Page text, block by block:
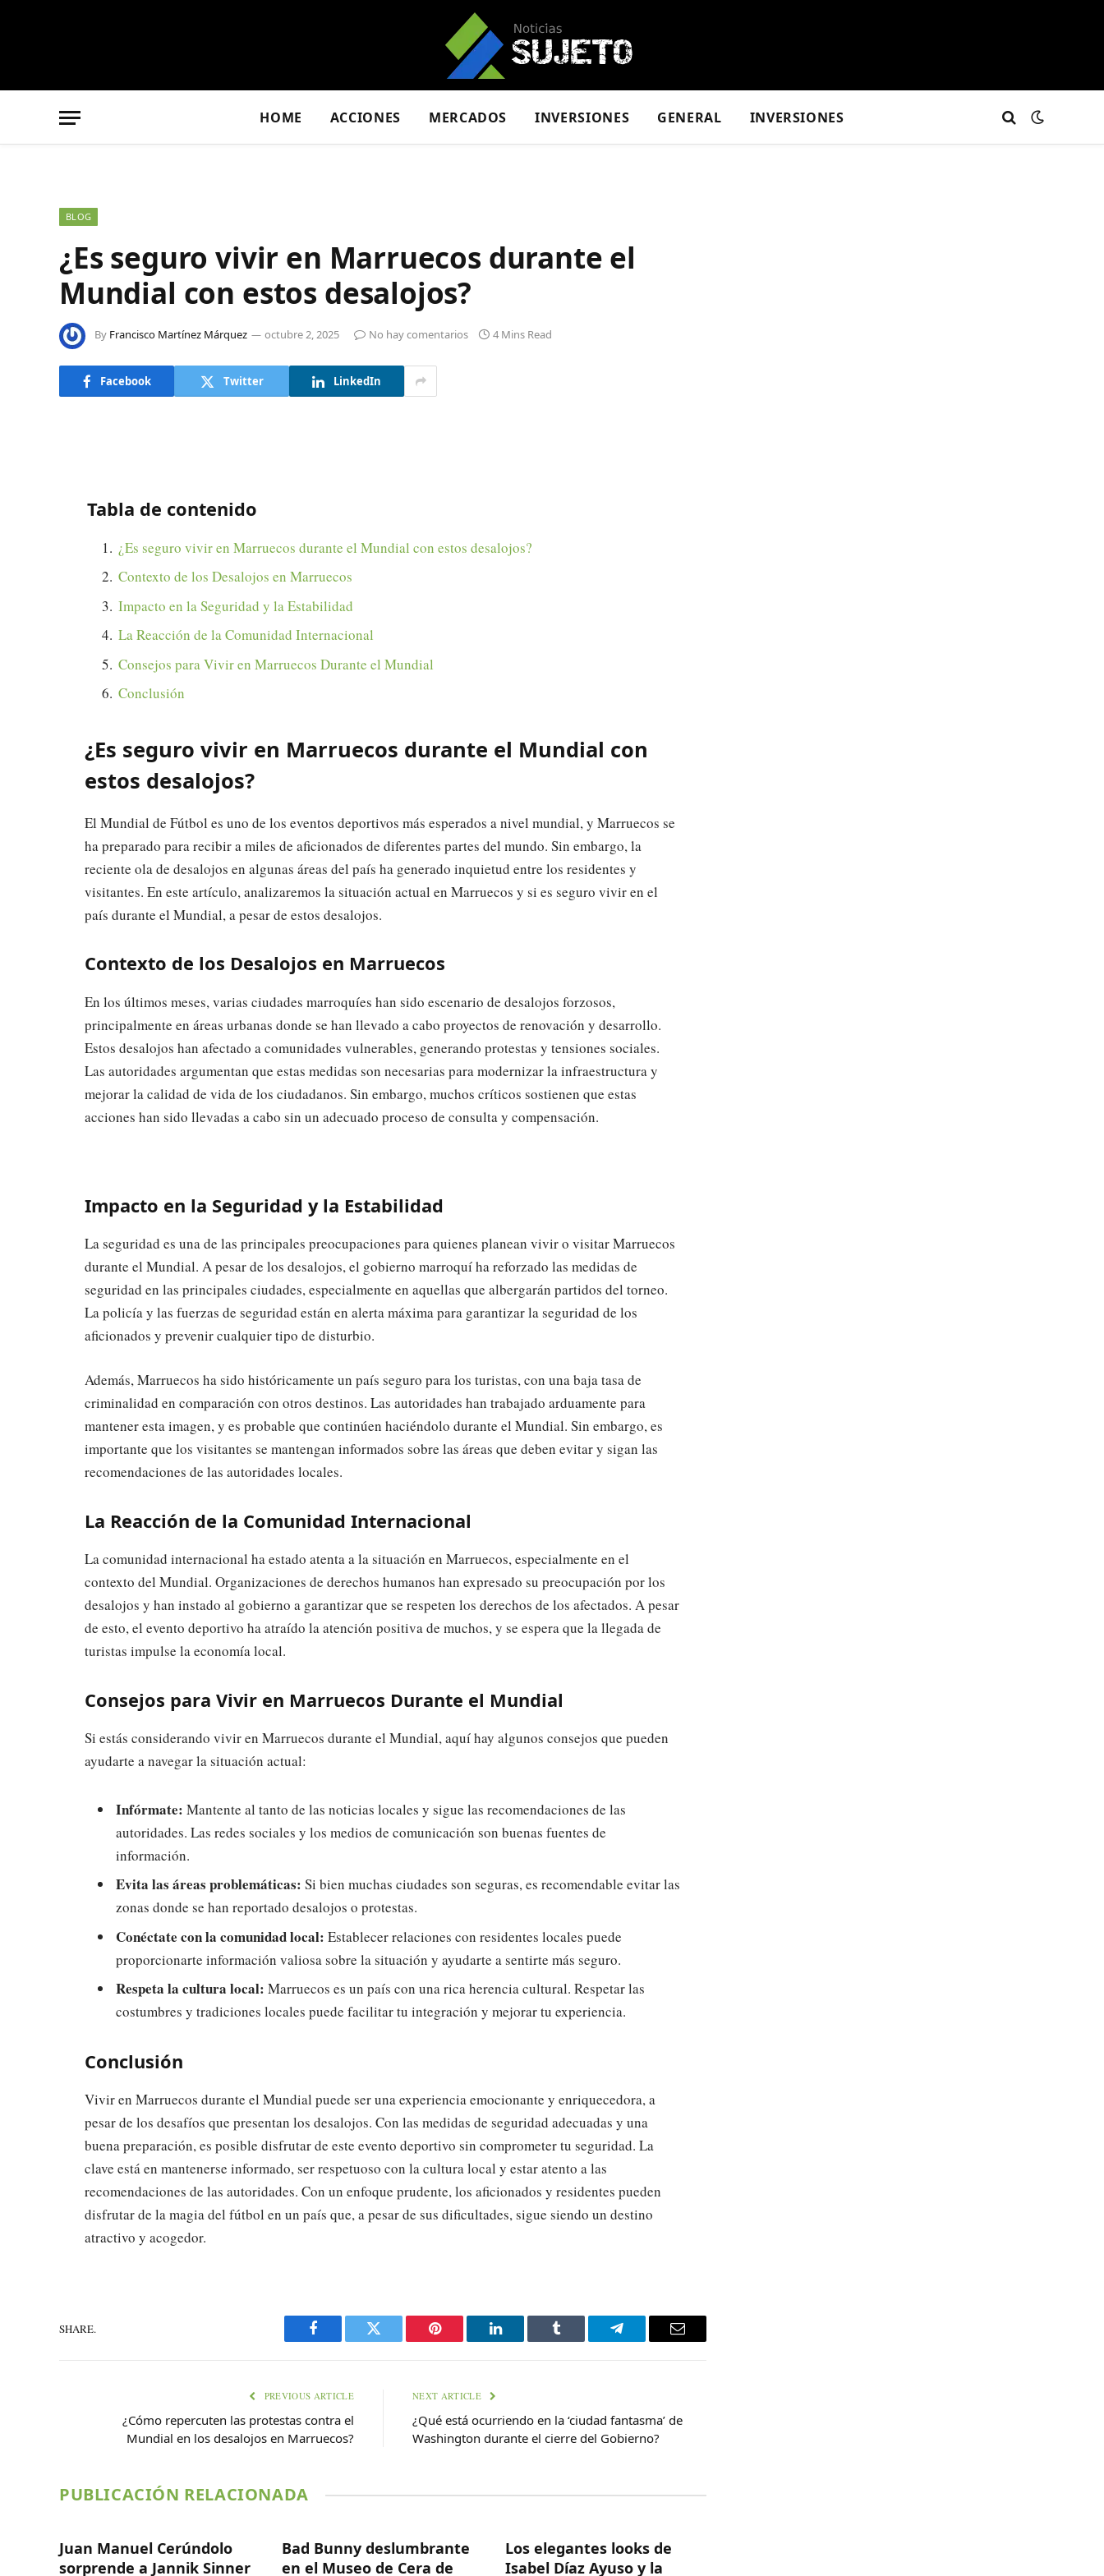
HOME ACCIONES MERCADOS INVERSIONES GENERAL INVERSIONES
BLOG
¿Es seguro vivir en Marruecos durante el
Mundial con estos desalojos?
By Francisco Martínez Márquez octubre 2, 2025 No hay comentarios 4 Mins Read
Facebook Twitter LinkedIn
Tabla de contenido
¿Es seguro vivir en Marruecos durante el Mundial con estos desalojos?
Contexto de los Desalojos en Marruecos
Impacto en la Seguridad y la Estabilidad
La Reacción de la Comunidad Internacional
Consejos para Vivir en Marruecos Durante el Mundial
Conclusión
¿Es seguro vivir en Marruecos durante el Mundial con
estos desalojos?
El Mundial de Fútbol es uno de los eventos deportivos más esperados a nivel mundial, y Marruecos se
ha preparado para recibir a miles de aficionados de diferentes partes del mundo. Sin embargo, la
reciente ola de desalojos en algunas áreas del país ha generado inquietud entre los residentes y
visitantes. En este artículo, analizaremos la situación actual en Marruecos y si es seguro vivir en el
país durante el Mundial, a pesar de estos desalojos.
Contexto de los Desalojos en Marruecos
En los últimos meses, varias ciudades marroquíes han sido escenario de desalojos forzosos,
principalmente en áreas urbanas donde se han llevado a cabo proyectos de renovación y desarrollo.
Estos desalojos han afectado a comunidades vulnerables, generando protestas y tensiones sociales.
Las autoridades argumentan que estas medidas son necesarias para modernizar la infraestructura y
mejorar la calidad de vida de los ciudadanos. Sin embargo, muchos críticos sostienen que estas
acciones han sido llevadas a cabo sin un adecuado proceso de consulta y compensación.
Impacto en la Seguridad y la Estabilidad
La seguridad es una de las principales preocupaciones para quienes planean vivir o visitar Marruecos
durante el Mundial. A pesar de los desalojos, el gobierno marroquí ha reforzado las medidas de
seguridad en las principales ciudades, especialmente en aquellas que albergarán partidos del torneo.
La policía y las fuerzas de seguridad están en alerta máxima para garantizar la seguridad de los
aficionados y prevenir cualquier tipo de disturbio.
Además, Marruecos ha sido históricamente un país seguro para los turistas, con una baja tasa de
criminalidad en comparación con otros destinos. Las autoridades han trabajado arduamente para
mantener esta imagen, y es probable que continúen haciéndolo durante el Mundial. Sin embargo, es
importante que los visitantes se mantengan informados sobre las áreas que deben evitar y sigan las
recomendaciones de las autoridades locales.
La Reacción de la Comunidad Internacional
La comunidad internacional ha estado atenta a la situación en Marruecos, especialmente en el
contexto del Mundial. Organizaciones de derechos humanos han expresado su preocupación por los
desalojos y han instado al gobierno a garantizar que se respeten los derechos de los afectados. A pesar
de esto, el evento deportivo ha atraído la atención positiva de muchos, y se espera que la llegada de
turistas impulse la economía local.
Consejos para Vivir en Marruecos Durante el Mundial
Si estás considerando vivir en Marruecos durante el Mundial, aquí hay algunos consejos que pueden
ayudarte a navegar la situación actual:
Infórmate: Mantente al tanto de las noticias locales y sigue las recomendaciones de las
autoridades. Las redes sociales y los medios de comunicación son buenas fuentes de
información.
Evita las áreas problemáticas: Si bien muchas ciudades son seguras, es recomendable evitar las
zonas donde se han reportado desalojos o protestas.
Conéctate con la comunidad local: Establecer relaciones con residentes locales puede
proporcionarte información valiosa sobre la situación y ayudarte a sentirte más seguro.
Respeta la cultura local: Marruecos es un país con una rica herencia cultural. Respetar las
costumbres y tradiciones locales puede facilitar tu integración y mejorar tu experiencia.
Conclusión
Vivir en Marruecos durante el Mundial puede ser una experiencia emocionante y enriquecedora, a
pesar de los desafíos que presentan los desalojos. Con las medidas de seguridad adecuadas y una
buena preparación, es posible disfrutar de este evento deportivo sin comprometer tu seguridad. La
clave está en mantenerse informado, ser respetuoso con la cultura local y estar atento a las
recomendaciones de las autoridades. Con un enfoque prudente, los aficionados y residentes pueden
disfrutar de la magia del fútbol en un país que, a pesar de sus dificultades, sigue siendo un destino
atractivo y acogedor.
SHARE.
Facebook Twitter Pinterest LinkedIn Tumblr Telegram Email
PREVIOUS ARTICLE
¿Cómo repercuten las protestas contra el
Mundial en los desalojos en Marruecos?
NEXT ARTICLE
¿Qué está ocurriendo en la ‘ciudad fantasma’ de
Washington durante el cierre del Gobierno?
PUBLICACIÓN RELACIONADA
Juan Manuel Cerúndolo
sorprende a Jannik Sinner
Bad Bunny deslumbrante
en el Museo de Cera de
Los elegantes looks de
Isabel Díaz Ayuso y la